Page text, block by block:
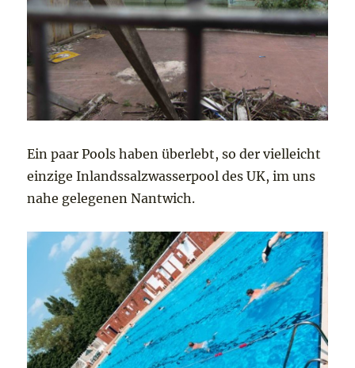
Ein paar Pools haben überlebt, so der vielleicht
einzige Inlandssalzwasserpool des UK, im uns
nahe gelegenen Nantwich.